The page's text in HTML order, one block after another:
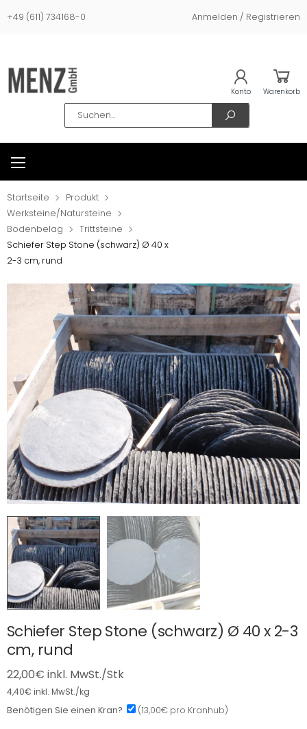
+49 (611) 734168-0 Anmelden / Registrieren
Search
Konto Warenkorb
Startseite
Produkt
Werksteine/Natursteine
Bodenbelag
Trittsteine
Schiefer Step Stone (schwarz) Ø 40 x
2-3 cm, rund
Schiefer Step Stone (schwarz) Ø 40 x 2-3
cm, rund
22,00€ inkl. MwSt./Stk
4,40€ inkl. MwSt./kg
Benötigen Sie einen Kran?
(13,00€ pro Kranhub)